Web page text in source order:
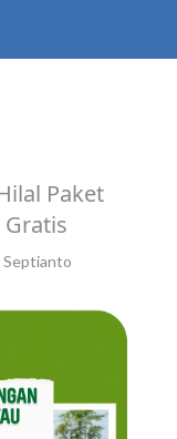
Paket
Gratis
Septianto